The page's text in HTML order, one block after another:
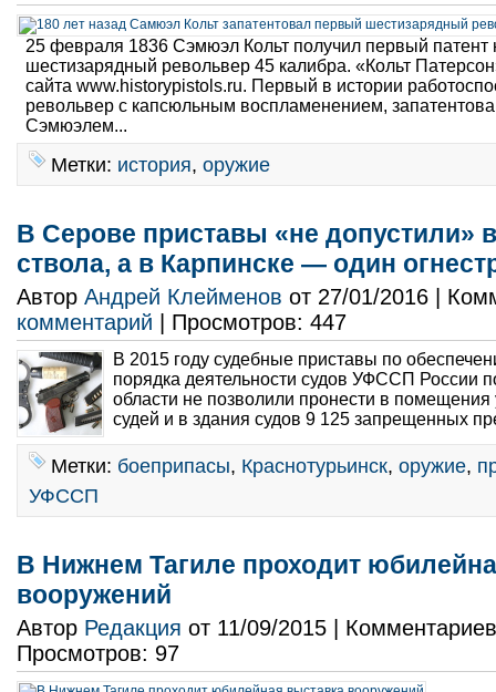
25 февраля 1836 Сэмюэл Кольт получил первый патент
шестизарядный револьвер 45 калибра. «Кольт
сайта www.historypistols.ru. Первый в истории
револьвер с капсюльным воспламенением,
Сэмюэлем...
Метки: история, оружие
В Серове приставы «не допустили»
ствола, а в Карпинске — один
Автор Андрей Клейменов от 27/01/2016 |
комментарий | Просмотров: 447
В 2015 году судебные приставы по
порядка деятельности судов УФССП России
области не позволили пронести в помещения
судей и в здания судов 9 125 запрещенных
Метки: боеприпасы, Краснотурьинск, оружие,
УФССП
В Нижнем Тагиле проходит
вооружений
Автор Редакция от 11/09/2015 |
Просмотров: 97